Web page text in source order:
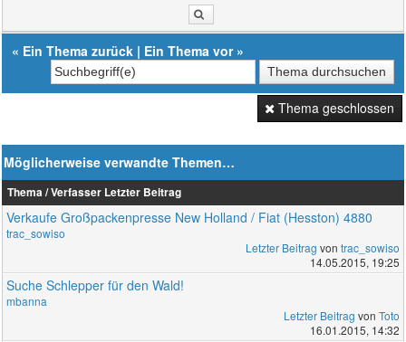
« Ein Thema zurück | Ein Thema vor»
Thema geschlossen
Möglicherweise verwandte Themen…
Thema / Verfasser Letzter Beitrag
Verkaufe Großpackenpresse New Holland / Fiat (Hesston) 4880
trac_sowiso
Letzter Beitrag von trac_sowiso
14.05.2015, 19:25
Suche Schlepper für den Wald!
mbanna
Letzter Beitrag von Toto
16.01.2015, 14:32